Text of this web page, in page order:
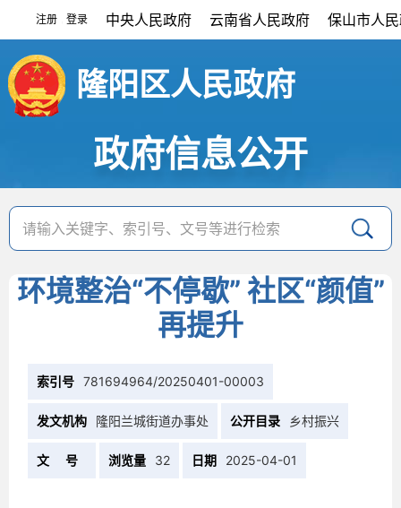
注册 登录 中央人民政府 云南省人民政府 保山市人
隆阳区人民政府
政府信息公开
环境整治“不停歇” 社区“颜值”
再提升
索引号 781694964/20250401-00003
发文机构 隆阳兰城街道办事处 公开目录 乡村振兴
文 号 浏览量 32 日期 2025-04-01